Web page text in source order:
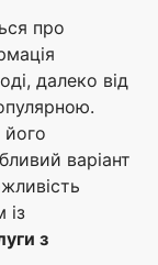
про
далеко від
його
варіант
із
з